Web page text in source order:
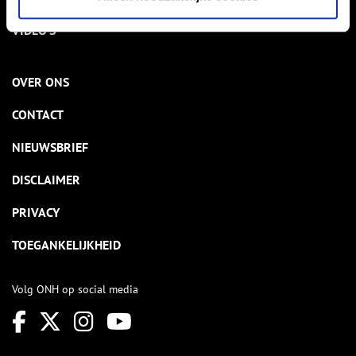
VIDEO’S
OVER ONS
CONTACT
NIEUWSBRIEF
DISCLAIMER
PRIVACY
TOEGANKELIJKHEID
Volg ONH op social media